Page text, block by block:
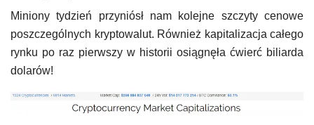
Miniony tydzień przyniósł nam kolejne szczyty cenowe
poszczególnych kryptowalut. Również kapitalizacja całego
rynku po raz pierwszy w historii osiągnęła ćwierć biliarda
dolarów!